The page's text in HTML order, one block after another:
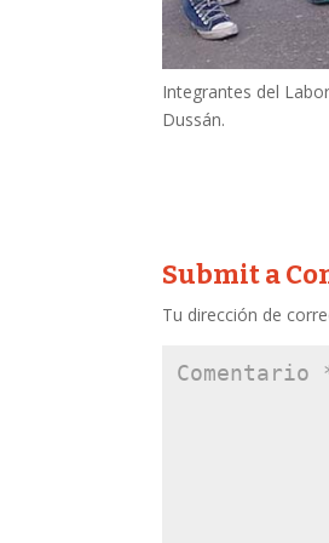
Integrantes del
Dussán.
Submit a
Tu dirección de